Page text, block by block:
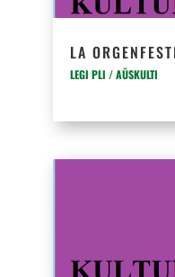
LA
LEGI PLI / AŬSKULTI